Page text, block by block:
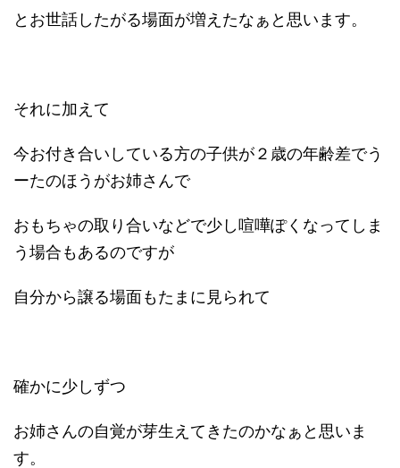
とお世話したがる場面が増えたなぁと思います。
それに加えて
今お付き合いしている方の子供が２歳の年齢差でう
ーたのほうがお姉さんで
おもちゃの取り合いなどで少し喧嘩ぽくなってしま
う場合もあるのですが
自分から譲る場面もたまに見られて
確かに少しずつ
お姉さんの自覚が芽生えてきたのかなぁと思いま
す。